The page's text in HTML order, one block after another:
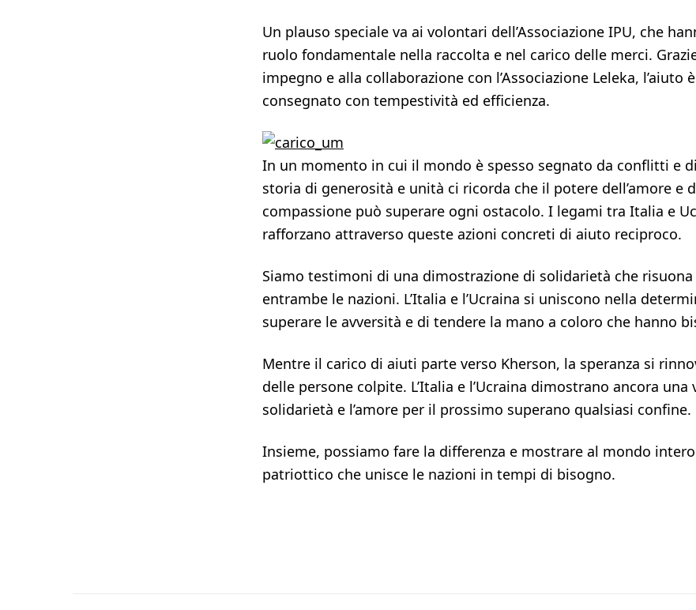
Un plauso speciale va ai volontari dell’Associazione IPU, che
ruolo fondamentale nella raccolta e nel carico delle merci.
impegno e alla collaborazione con l’Associazione Leleka, l’aiuto
consegnato con tempestività ed efficienza.
In un momento in cui il mondo è spesso segnato da conflitti e
storia di generosità e unità ci ricorda che il potere dell’amore e
compassione può superare ogni ostacolo. I legami tra Italia e
rafforzano attraverso queste azioni concreti di aiuto reciproco.
Siamo testimoni di una dimostrazione di solidarietà che risuona
entrambe le nazioni. L’Italia e l’Ucraina si uniscono nella
superare le avversità e di tendere la mano a coloro che hanno
Mentre il carico di aiuti parte verso Kherson, la speranza si
delle persone colpite. L’Italia e l’Ucraina dimostrano ancora una
solidarietà e l’amore per il prossimo superano qualsiasi confine.
Insieme, possiamo fare la differenza e mostrare al mondo
patriottico che unisce le nazioni in tempi di bisogno.